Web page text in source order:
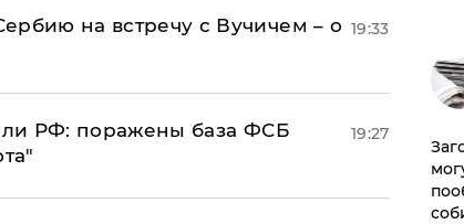
на встречу с Вучичем – о 19:33
РФ: поражены база ФСБ
19:27